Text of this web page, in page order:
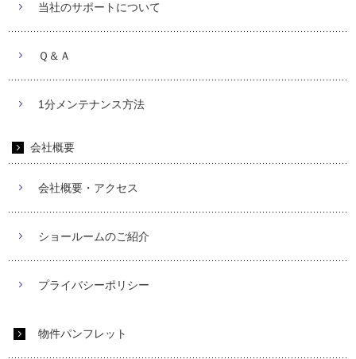
当社のサポートについて
Ｑ＆Ａ
1分メンテナンス方法
会社概要
会社概要・アクセス
ショールームのご紹介
プライバシーポリシー
物件パンフレット